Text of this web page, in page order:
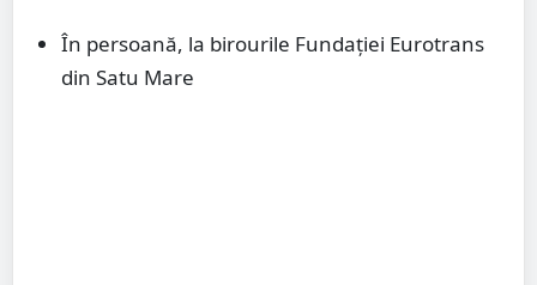
În persoană, la birourile Fundației Eurotrans
din Satu Mare